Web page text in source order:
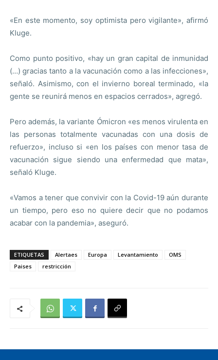
«En este momento, soy optimista pero vigilante», afirmó
Kluge.
Como punto positivo, «hay un gran capital de inmunidad
(…) gracias tanto a la vacunación como a las infecciones»,
señaló. Asimismo, con el invierno boreal terminado, «la
gente se reunirá menos en espacios cerrados», agregó.
Pero además, la variante Ómicron «es menos virulenta en
las personas totalmente vacunadas con una dosis de
refuerzo», incluso si «en los países con menor tasa de
vacunación sigue siendo una enfermedad que mata»,
señaló Kluge.
«Vamos a tener que convivir con la Covid-19 aún durante
un tiempo, pero eso no quiere decir que no podamos
acabar con la pandemia», aseguró.
ETIQUETAS Alertaes Europa Levantamiento
OMS
Paises
restricción